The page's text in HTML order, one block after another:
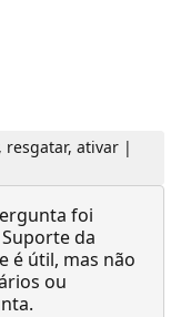
resgatar, ativar |
foi
da
é útil, mas não
ou